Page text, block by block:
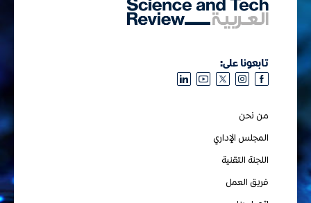
تابعونا على:
من نحن
المجلس الإداري
اللجنة التقنية
فريق العمل